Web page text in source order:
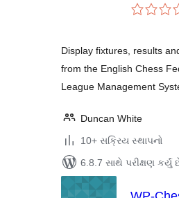
Display fixtures, results
from the English Chess
League Management
Duncan White
10+ સક્રિય સ્થાપનો
6.8.7 સાથે પરીક્ષણ કર્યું